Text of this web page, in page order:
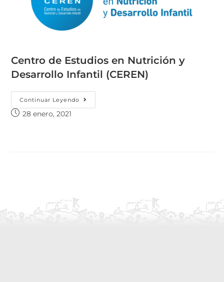
Centro de Estudios en Nutrición y
Desarrollo Infantil (CEREN)
Continuar Leyendo
28 enero, 2021